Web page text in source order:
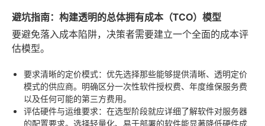
避坑指南：构建透明的总体拥有成本（TCO）模型
要避免落入成本陷阱，决策者需要建立一个全面的成本评
估模型。
要求清晰的定价模式：优先选择那些能够提供清晰、透明定价
模式的供应商。明确区分一次性软件授权费、年度维保服务费
以及任何可能的第三方费用。
评估硬件与运维要求：在选型阶段就应详细了解软件对服务器
的配置要求。选择轻量化、易于部署的软件能显著降低硬件成